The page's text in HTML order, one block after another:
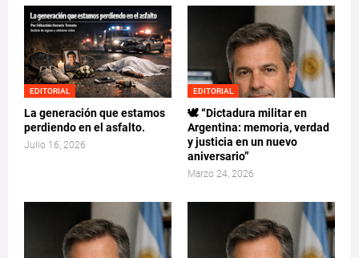
EDITORIAL
La generación que estamos
perdiendo en el asfalto.
Julio 16, 2026
EDITORIAL
🕊️ “Dictadura militar en
Argentina: memoria, verdad
y justicia en un nuevo
aniversario”
Marzo 24, 2026